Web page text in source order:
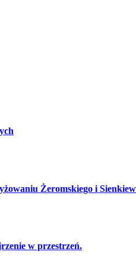
Żeromskiego i
w przestrzeń.